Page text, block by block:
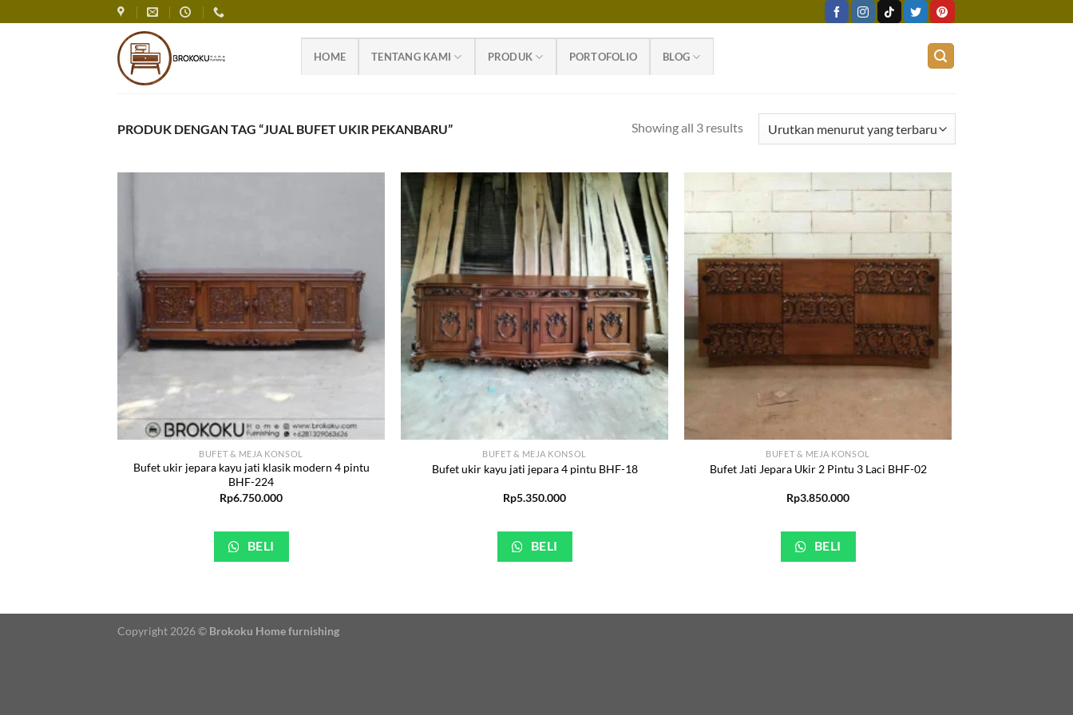
HOME TENTANG KAMI PRODUK PORTOFOLIO BLOG
PRODUK DENGAN TAG “JUAL BUFET UKIR PEKANBARU” Showing all 3 results
BUFET & MEJA KONSOL
Bufet ukir jepara kayu jati klasik modern 4 pintu
BHF-224
Rp6.750.000
BELI
BUFET & MEJA KONSOL
Bufet ukir kayu jati jepara 4 pintu BHF-18
Rp5.350.000
BELI
BUFET & MEJA KONSOL
Bufet Jati Jepara Ukir 2 Pintu 3 Laci BHF-02
Rp3.850.000
BELI
Copyright 2026 © Brokoku Home furnishing